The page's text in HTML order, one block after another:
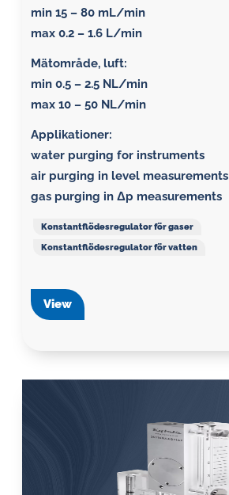
min 15 – 80 mL/min
max 0.2 – 1.6 L/min
Mätområde, luft:
min 0.5 – 2.5 NL/min
max 10 – 50 NL/min
Applikationer:
water purging for instruments
air purging in level measurements
gas purging in Δp measurements
Konstantflödesregulator för gaser
Konstantflödesregulator för vatten
View